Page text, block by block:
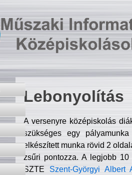
Lebonyolítás
A versenyre középiskolás
szükséges egy
elkészített munka rövid 2
zsűri pontozza. A legjobb
SZTE Szent-Györgyi Albert